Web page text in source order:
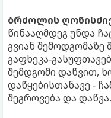
ბრძოლის
წინააღმდეგ უნდა
გვიან შემოდგომაზე
გაფხეკა-
შემდგომი დაწვით,
დაწყებისთანავე -
შეგროვება და დაწვა.